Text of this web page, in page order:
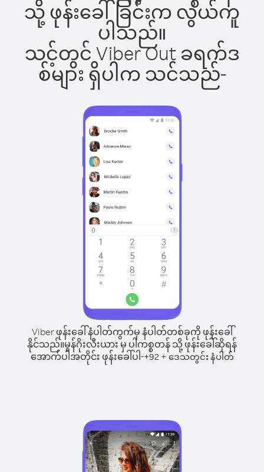
သို့ ဖုန်းခေါ်ခြင်းက လွယ်ကူ
ပါသည်။
သင့်တွင် Viber Out ခရက်ဒ
စ်များ ရှိပါက သင်သည်-
Viber ဖုန်းခေါ်နံပါတ်ကွက်မှ နံပါတ်တစ်ခုကို ဖုန်းခေါ်
နိုင်သည်။မွန်ဂိုးလီးယား မှ ပါကစ္စတန် သို့ ဖုန်းခေါ်ဆိုရန်
အောက်ပါအတိုင်း ဖုန်းခေါ်ပါ-+92+ ဒေသတွင်း နံပါတ်